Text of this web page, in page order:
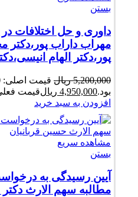
بستن
داوری و حل اختلافات
مهراب داراب پور،دکتر
پور،دکتر الهام
5,200,000 ریال
بود.4,950,000 ریالقیمت فعلی: 4,950,000
افزودن به سبد خرید
مشاهده سریع
بستن
آیین رسیدگی به
مطالبه سهم الارث دکتر